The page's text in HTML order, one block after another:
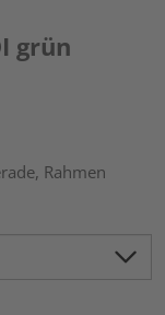
grün
Rahmen